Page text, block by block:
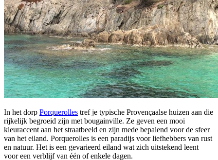
In het dorp Porquerolles tref je typische Provençaalse huizen aan die
rijkelijk begroeid zijn met bougainville. Ze geven een mooi
kleuraccent aan het straatbeeld en zijn mede bepalend voor de sfeer
van het eiland. Porquerolles is een paradijs voor liefhebbers van rust
en natuur. Het is een gevarieerd eiland wat zich uitstekend leent
voor een verblijf van één of enkele dagen.